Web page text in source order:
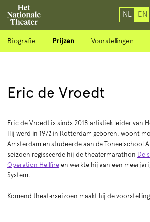
NL EN
Biografie Prijzen Voorstellingen
Eric de Vroedt
Eric de Vroedt is sinds 2018 artistiek leider van
Hij werd in 1972 in Rotterdam geboren, woont
Amsterdam en studeerde aan de Toneelschool
seizoen regisseerde hij de theatermarathon De
Operation Hellfire en werkte hij aan een
System.
Komend theaterseizoen maakt hij de voorstelling